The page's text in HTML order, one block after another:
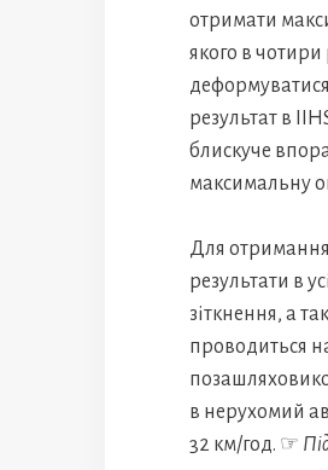
отримати
якого в
результат в
блискуче
максимальну
Для
результати в
зіткнення, а
проводиться
в нерухомий
32 км/год. ☞